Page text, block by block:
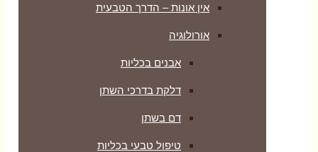
אין אונות – הדרך הטבעית
אורולוגיה
אבנים בכליות
דלקת בדרכי השתן
דם בשתן
טיפול טבעי בכליות